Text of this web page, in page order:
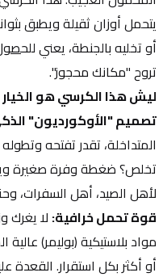
أو تخليه بالجنطة، يعني للح
تروح "مكانك محجوز".
ليش هذا الكرسي هو الخيار
تصميم "الأوكورديون"
لأهل الصيد، أهل السفرات،
قوة تحمل خرافية: